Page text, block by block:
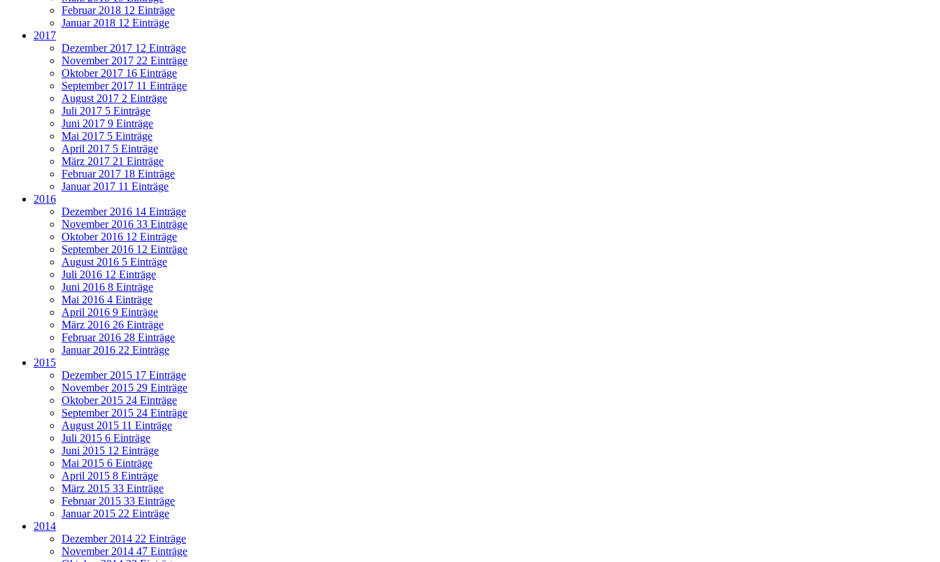
Februar 2018 12 Einträge
Januar 2018 12 Einträge
2017
Dezember 2017 12 Einträge
November 2017 22 Einträge
Oktober 2017 16 Einträge
September 2017 11 Einträge
August 2017 2 Einträge
Juli 2017 5 Einträge
Juni 2017 9 Einträge
Mai 2017 5 Einträge
April 2017 5 Einträge
März 2017 21 Einträge
Februar 2017 18 Einträge
Januar 2017 11 Einträge
2016
Dezember 2016 14 Einträge
November 2016 33 Einträge
Oktober 2016 12 Einträge
September 2016 12 Einträge
August 2016 5 Einträge
Juli 2016 12 Einträge
Juni 2016 8 Einträge
Mai 2016 4 Einträge
April 2016 9 Einträge
März 2016 26 Einträge
Februar 2016 28 Einträge
Januar 2016 22 Einträge
2015
Dezember 2015 17 Einträge
November 2015 29 Einträge
Oktober 2015 24 Einträge
September 2015 24 Einträge
August 2015 11 Einträge
Juli 2015 6 Einträge
Juni 2015 12 Einträge
Mai 2015 6 Einträge
April 2015 8 Einträge
März 2015 33 Einträge
Februar 2015 33 Einträge
Januar 2015 22 Einträge
2014
Dezember 2014 22 Einträge
November 2014 47 Einträge